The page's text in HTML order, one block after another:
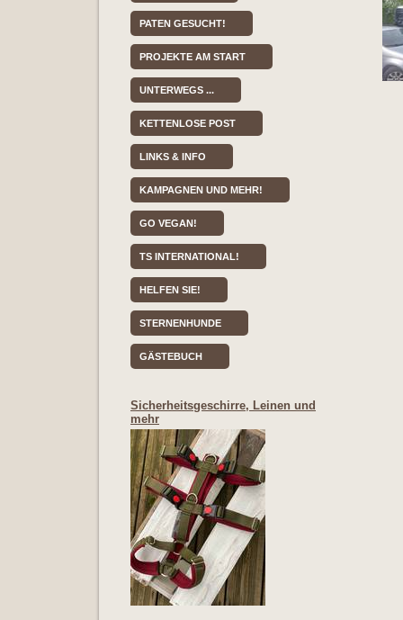
PATEN GESUCHT!
PROJEKTE AM START
UNTERWEGS ...
KETTENLOSE POST
LINKS & INFO
KAMPAGNEN UND MEHR!
GO VEGAN!
TS INTERNATIONAL!
HELFEN SIE!
STERNENHUNDE
GÄSTEBUCH
Sicherheitsgeschirre, Leinen und
mehr